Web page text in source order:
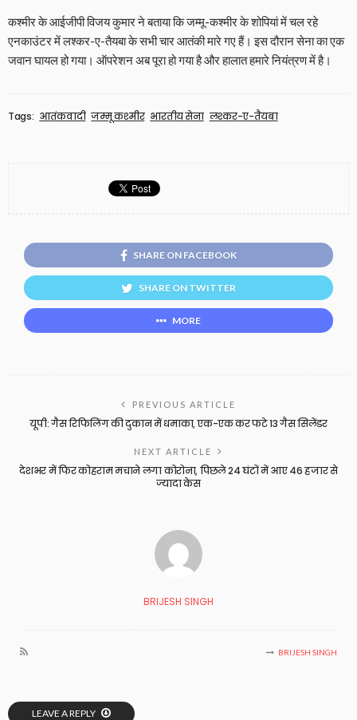
कश्मीर के आईजीपी विजय कुमार ने बताया कि जम्मू-कश्मीर के शोपियां में चल रहे
एनकाउंटर में लश्कर-ए-तैयबा के सभी चार आतंकी मारे गए हैं। इस दौरान सेना का एक
जवान घायल हो गया। ऑपरेशन अब पूरा हो गया है और हालात हमारे नियंत्रण में है।
Tags: आतंकवादी जम्मू कश्मीर भारतीय सेना लश्कर-ए-तैयबा
SHARE ON FACEBOOK
SHARE ON TWITTER
MORE
PREVIOUS ARTICLE
यूपी: गैस रिफिलिंग की दुकान में धमाका, एक-एक कर फटे 13 गैस सिलेंडर
NEXT ARTICLE
देशभर में फिर कोहराम मचाने लगा कोरोना, पिछले 24 घंटों में आए 46 हजार से
ज्यादा केस
BRIJESH SINGH
BRIJESH SINGH
LEAVE A REPLY